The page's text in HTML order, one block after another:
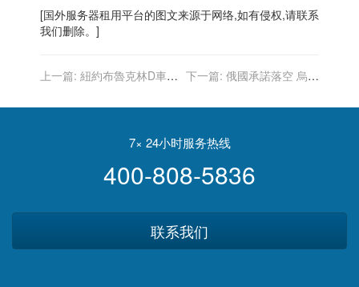
[国外服务器租用平台的图文来源于网络,如有侵权,请联系
我们删除。]
上一篇: 紐約布魯克林D車持 下一篇: 俄國承諾落空 烏克
7× 24小时服务热线
400-808-5836
联系我们